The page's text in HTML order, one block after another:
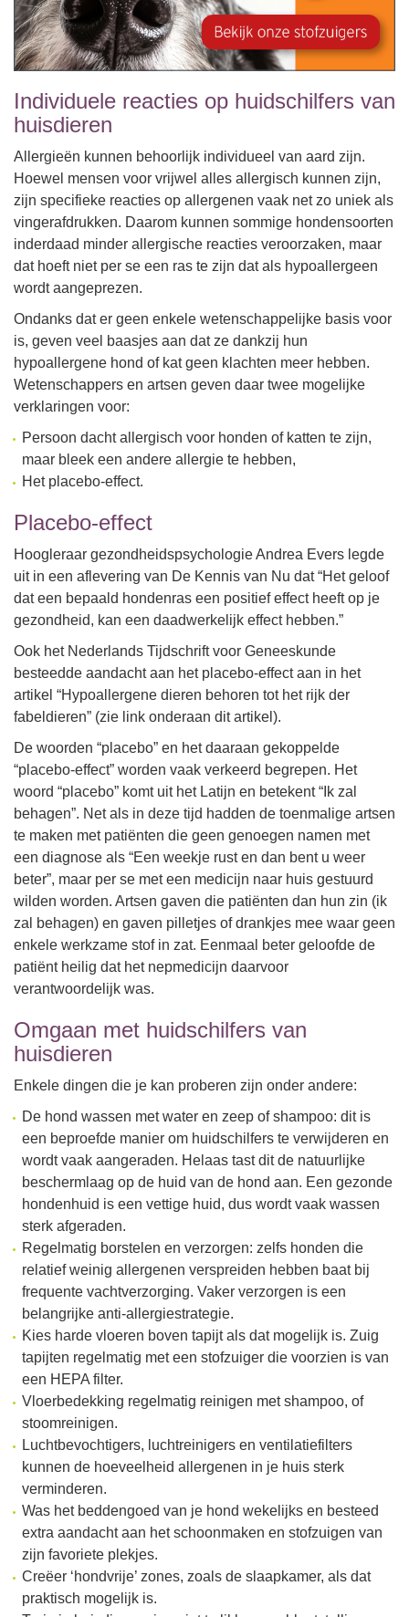
Individuele reacties op huidschilfers van
huisdieren
Allergieën kunnen behoorlijk individueel van aard zijn.
Hoewel mensen voor vrijwel alles allergisch kunnen zijn,
zijn specifieke reacties op allergenen vaak net zo uniek als
vingerafdrukken. Daarom kunnen sommige hondensoorten
inderdaad minder allergische reacties veroorzaken, maar
dat hoeft niet per se een ras te zijn dat als hypoallergeen
wordt aangeprezen.
Ondanks dat er geen enkele wetenschappelijke basis voor
is, geven veel baasjes aan dat ze dankzij hun
hypoallergene hond of kat geen klachten meer hebben.
Wetenschappers en artsen geven daar twee mogelijke
verklaringen voor:
Persoon dacht allergisch voor honden of katten te zijn,
maar bleek een andere allergie te hebben,
Het placebo-effect.
Placebo-effect
Hoogleraar gezondheidspsychologie Andrea Evers legde
uit in een aflevering van De Kennis van Nu dat “Het geloof
dat een bepaald hondenras een positief effect heeft op je
gezondheid, kan een daadwerkelijk effect hebben.”
Ook het Nederlands Tijdschrift voor Geneeskunde
besteedde aandacht aan het placebo-effect aan in het
artikel “Hypoallergene dieren behoren tot het rijk der
fabeldieren” (zie link onderaan dit artikel).
De woorden “placebo” en het daaraan gekoppelde
“placebo-effect” worden vaak verkeerd begrepen. Het
woord “placebo” komt uit het Latijn en betekent “Ik zal
behagen”. Net als in deze tijd hadden de toenmalige artsen
te maken met patiënten die geen genoegen namen met
een diagnose als “Een weekje rust en dan bent u weer
beter”, maar per se met een medicijn naar huis gestuurd
wilden worden. Artsen gaven die patiënten dan hun zin (ik
zal behagen) en gaven pilletjes of drankjes mee waar geen
enkele werkzame stof in zat. Eenmaal beter geloofde de
patiënt heilig dat het nepmedicijn daarvoor
verantwoordelijk was.
Omgaan met huidschilfers van
huisdieren
Enkele dingen die je kan proberen zijn onder andere:
De hond wassen met water en zeep of shampoo: dit is
een beproefde manier om huidschilfers te verwijderen en
wordt vaak aangeraden. Helaas tast dit de natuurlijke
beschermlaag op de huid van de hond aan. Een gezonde
hondenhuid is een vettige huid, dus wordt vaak wassen
sterk afgeraden.
Regelmatig borstelen en verzorgen: zelfs honden die
relatief weinig allergenen verspreiden hebben baat bij
frequente vachtverzorging. Vaker verzorgen is een
belangrijke anti-allergiestrategie.
Kies harde vloeren boven tapijt als dat mogelijk is. Zuig
tapijten regelmatig met een stofzuiger die voorzien is van
een HEPA filter.
Vloerbedekking regelmatig reinigen met shampoo, of
stoomreinigen.
Luchtbevochtigers, luchtreinigers en ventilatiefilters
kunnen de hoeveelheid allergenen in je huis sterk
verminderen.
Was het beddengoed van je hond wekelijks en besteed
extra aandacht aan het schoonmaken en stofzuigen van
zijn favoriete plekjes.
Creëer ‘hondvrije’ zones, zoals de slaapkamer, als dat
praktisch mogelijk is.